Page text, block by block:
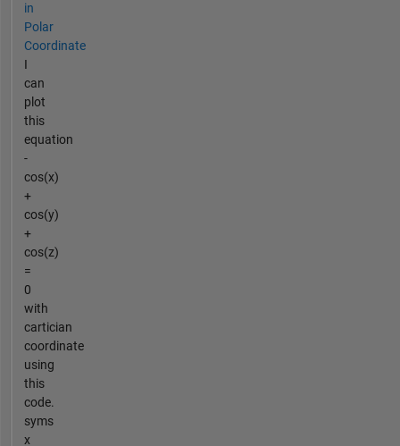
in
Polar
Coordinate
I
can
plot
this
equation
-
cos(x)
+
cos(y)
+
cos(z)
=
0
with
cartician
coordinate
using
this
code.
syms
x